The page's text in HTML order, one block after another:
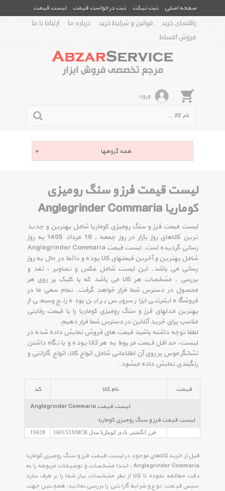
صفحه اصلی ثبت تیکت ثبت درخواست قیمت
لیست قیمت
راهنمای خرید
قوانین و شرایط خرید درباره ما
ارتباط با ما
فروش اقساط
ورود
همه گروهها
لیست قیمت فرز و سنگ رومیزی
کوماریا Anglegrinder Commaria
لیست قیمت فرز و سنگ رومیزی کوماریا شامل بهترین و جدید
ترین کالاهای روز بازار در روز جمعه , 16 مرداد 1405 به روز
رسانی گردیده است. لیست قیمت Anglegrinder Commaria
شامل بهترین و آخرین قیمتهای کالا بوده و دائما در حال به روز
رسانی می باشد. این لیست شامل عکس و تصاویر ، نقد و
بررسی ، مشخصات هر کالا می باشد که با کلیک بر روی هر
محصول در دسترس شما قرار خواهد گرفت. تمام سعی ما در
فروشگاه اینترنتی ابزار سرویس بر این بوده رنج وسیعی از
بهترین مدلهای فرز و سنگ رومیزی کوماریا را با قیمت رقابتی
مناسب برای خرید آنلاین در دسترس شما قرار دهیم.
لطفا توجه داشته باشید قیمت های فروش نمایش داده شده در
لیست، حداقل قیمت مربوط به هر کالا بوده و با نگاه داشتن
نشانگر موس بر روی آن اطلاعاتی شامل انواع کالا، انواع گارانتی و
رنگبندی نمایش داده میشود.
کد نام کالا
قیمت
لیست قیمت Anglegrinder Commaria
لیست قیمت فرز و سنگ رومیزی کوماریا
19428 فرز انگشتی بادی کوماریا مدل 160153XMCR
قبل از خرید کالاهای موجود در لیست قیمت فرز و سنگ رومیزی کوماریا
Anglegrinder Commaria ، ابتدا مشخصات و توضیحات مربوطه را به
دقت مطالعه نموده تا کالا از نظر مشخصات نیاز شما را بر طرف سازد
سپس قیمت، نوع و شرایط گارانتی را بررسی نمائید. همچنین جهت